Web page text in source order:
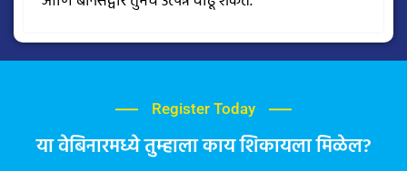
Register Today
या वेबिनारमध्ये तुम्हाला काय शिकायला मिळेल?